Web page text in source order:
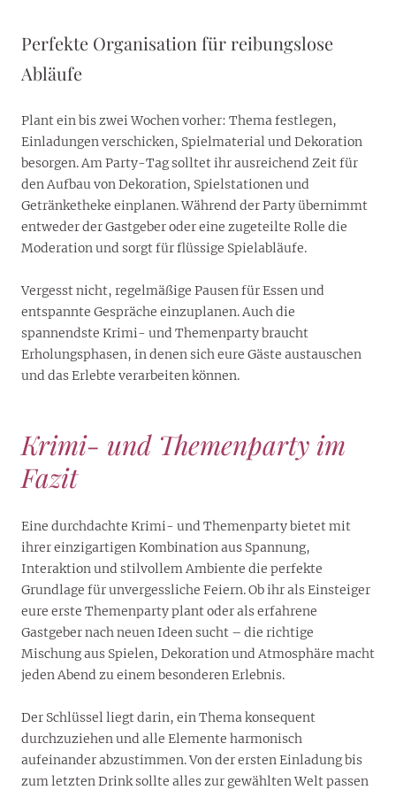
Perfekte Organisation für reibungslose
Abläufe
Plant ein bis zwei Wochen vorher: Thema festlegen,
Einladungen verschicken, Spielmaterial und Dekoration
besorgen. Am Party-Tag solltet ihr ausreichend Zeit für
den Aufbau von Dekoration, Spielstationen und
Getränketheke einplanen. Während der Party übernimmt
entweder der Gastgeber oder eine zugeteilte Rolle die
Moderation und sorgt für flüssige Spielabläufe.
Vergesst nicht, regelmäßige Pausen für Essen und
entspannte Gespräche einzuplanen. Auch die
spannendste Krimi- und Themenparty braucht
Erholungsphasen, in denen sich eure Gäste austauschen
und das Erlebte verarbeiten können.
Krimi- und Themenparty im
Fazit
Eine durchdachte Krimi- und Themenparty bietet mit
ihrer einzigartigen Kombination aus Spannung,
Interaktion und stilvollem Ambiente die perfekte
Grundlage für unvergessliche Feiern. Ob ihr als Einsteiger
eure erste Themenparty plant oder als erfahrene
Gastgeber nach neuen Ideen sucht – die richtige
Mischung aus Spielen, Dekoration und Atmosphäre macht
jeden Abend zu einem besonderen Erlebnis.
Der Schlüssel liegt darin, ein Thema konsequent
durchzuziehen und alle Elemente harmonisch
aufeinander abzustimmen. Von der ersten Einladung bis
zum letzten Drink sollte alles zur gewählten Welt passen